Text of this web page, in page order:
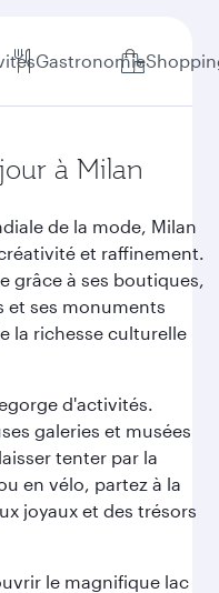
Gastronomie
à Milan
de la mode, Milan
et raffinement.
grâce à ses boutiques,
et ses monuments
la richesse culturelle
d'activités.
galeries et musées
tenter par la
en vélo, partez à la
joyaux et des trésors
le magnifique lac